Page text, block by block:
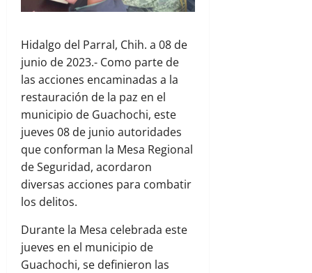
Hidalgo del Parral, Chih. a 08 de
junio de 2023.- Como parte de
las acciones encaminadas a la
restauración de la paz en el
municipio de Guachochi, este
jueves 08 de junio autoridades
que conforman la Mesa Regional
de Seguridad, acordaron
diversas acciones para combatir
los delitos.
Durante la Mesa celebrada este
jueves en el municipio de
Guachochi, se definieron las